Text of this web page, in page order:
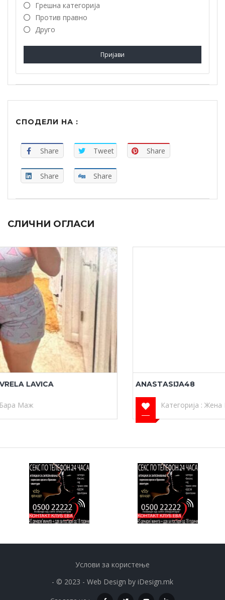
Грешна категорија
Против правно
Друго
Пријави
СПОДЕЛИ НА :
Share Tweet Share
Share Share
СЛИЧНИ ОГЛАСИ
ANASTASIJA48
Услови за користење
- © 2023 - Web Design by iDesign.mk